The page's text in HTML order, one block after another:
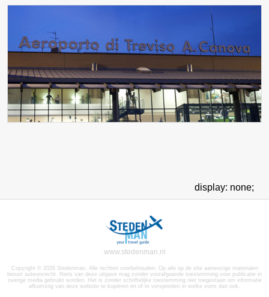
display: none;
www.stedenman.nl
Copyright © 2026 Stedenman. Alle rechten voorbehouden. Op alle op de site aanwezige materialen
berust auteursrecht. Niets van deze uitgave mag zonder voorafgaande toestemming voor publicatie in
overige media gebruikt worden. Het is zonder schriftelijke toestemming niet toegestaan om informatie
afkomstig van deze website te kopiëren en of te verspreiden in welke vorm dan ook.